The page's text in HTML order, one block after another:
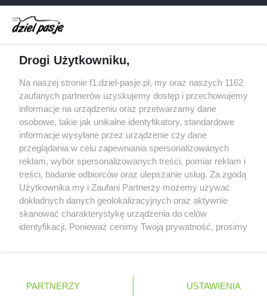
pakiety poprawek w 2026 roku
samochodów F1
McCullough opuści Astona Martina z końcem
2026 roku
Poszkodowani kibice z GP Las Vegas 2023
otrzymają częściowy zwrot pieniędzy
Polityka prywatności © 2004 - 2026 GPmedia
Kopiowanie treści bez
zgody autorów zabronione.
powiązana w żaden sposób z grupą przedsiębiorstw Formula
One, oraz oznaczeniami F1, FORMULA ONE, FORMULA 1 FIA
Serwis internetowy, z którego korzystasz, używa plików
cookies. Są to pliki instalowane w urządzeniach
końcowych osób korzystających z serwisu, w celu
administrowania serwisem, poprawy jakości
świadczonych usług w tym dostosowania treści serwisu
Dowiedz się więcej o naszej polityce
Drogi Użytkowniku,
Na naszej stronie f1.dziel-pasje.pl, my oraz naszych 1162
zaufanych partnerów uzyskujemy dostęp i przechowujemy
informacje na urządzeniu oraz przetwarzamy dane
osobowe, takie jak unikalne identyfikatory, standardowe
informacje wysyłane przez urządzenie czy dane
przeglądania w celu zapewniania spersonalizowanych
reklam, wybór spersonalizowanych treści, pomiar reklam i
treści, badanie odbiorców oraz ulepszanie usług. Za zgodą
Użytkownika my i Zaufani Partnerzy możemy używać
dokładnych danych geolokalizacyjnych oraz aktywnie
skanować charakterystykę urządzenia do celów
identyfikacji. Ponieważ cenimy Twoją prywatność, prosimy
prywatności znajdujący się w lewym dolnym rogu strony
. Niektóre rodzaje przetwarzania danych nie wymagają
PARTNERZY USTAWIENIA